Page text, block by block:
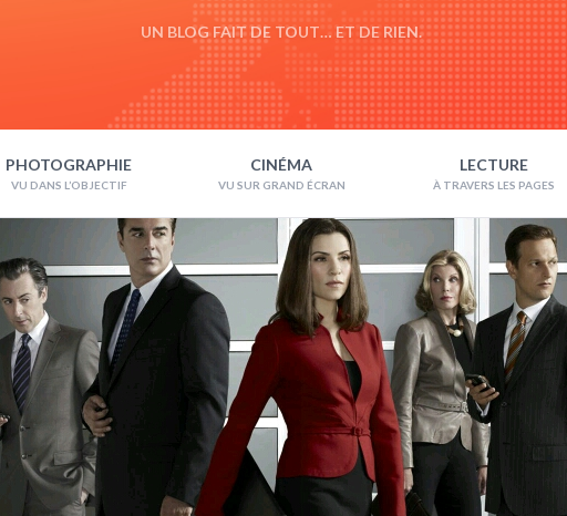
UN BLOG FAIT DE TOUT… ET DE RIEN.
PHOTOGRAPHIE CINÉMA LECTURE